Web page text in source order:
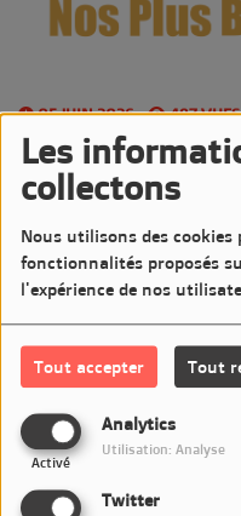
Les
collectons
Nous utilisons des
fonctionnalités proposés
l'expérience de nos
Tout accepter Tout
Analytics
Activé
Utilisation: Analyse
Twitter
05 JUIN 2026 - 497 VUES
Écouter le podcast
des chansons et mélodies
années 70, 80, 90, 2000
Commentaires(0)